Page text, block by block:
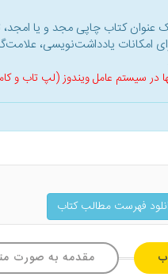
عنوان کتاب‌ چاپی مجد و یا
امکانات یادداشت‌نویسی،
در سیستم عامل ویندوز (لپ تاب و
فهرست مطالب کتاب
مقدمه به صورت